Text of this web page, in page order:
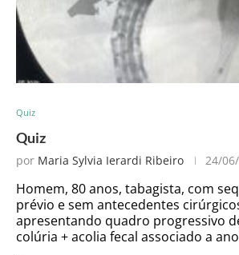
Quiz
Quiz
por Maria Sylvia Ierardi Ribeiro 24/
Homem, 80 anos, tabagista, com
prévio e sem antecedentes
apresentando quadro progressivo
colúria + acolia fecal associado a